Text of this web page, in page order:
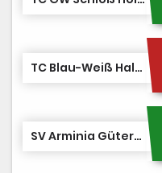
TC Blau-Weiß Halle 2
SV Arminia Gütersloh 1